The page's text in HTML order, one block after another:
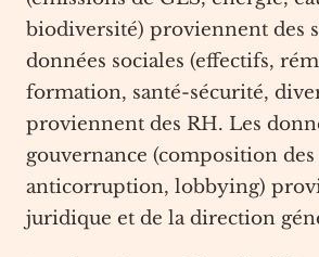
biodiversité) proviennent des
données sociales (effectifs,
formation, santé-sécurité,
proviennent des RH. Les
gouvernance (composition des
anticorruption, lobbying)
juridique et de la direction